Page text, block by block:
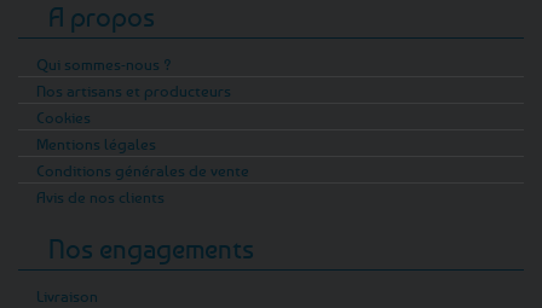
A propos
Qui sommes-nous ?
Nos artisans et producteurs
Cookies
Mentions légales
Conditions générales de vente
Avis de nos clients
Nos engagements
Livraison